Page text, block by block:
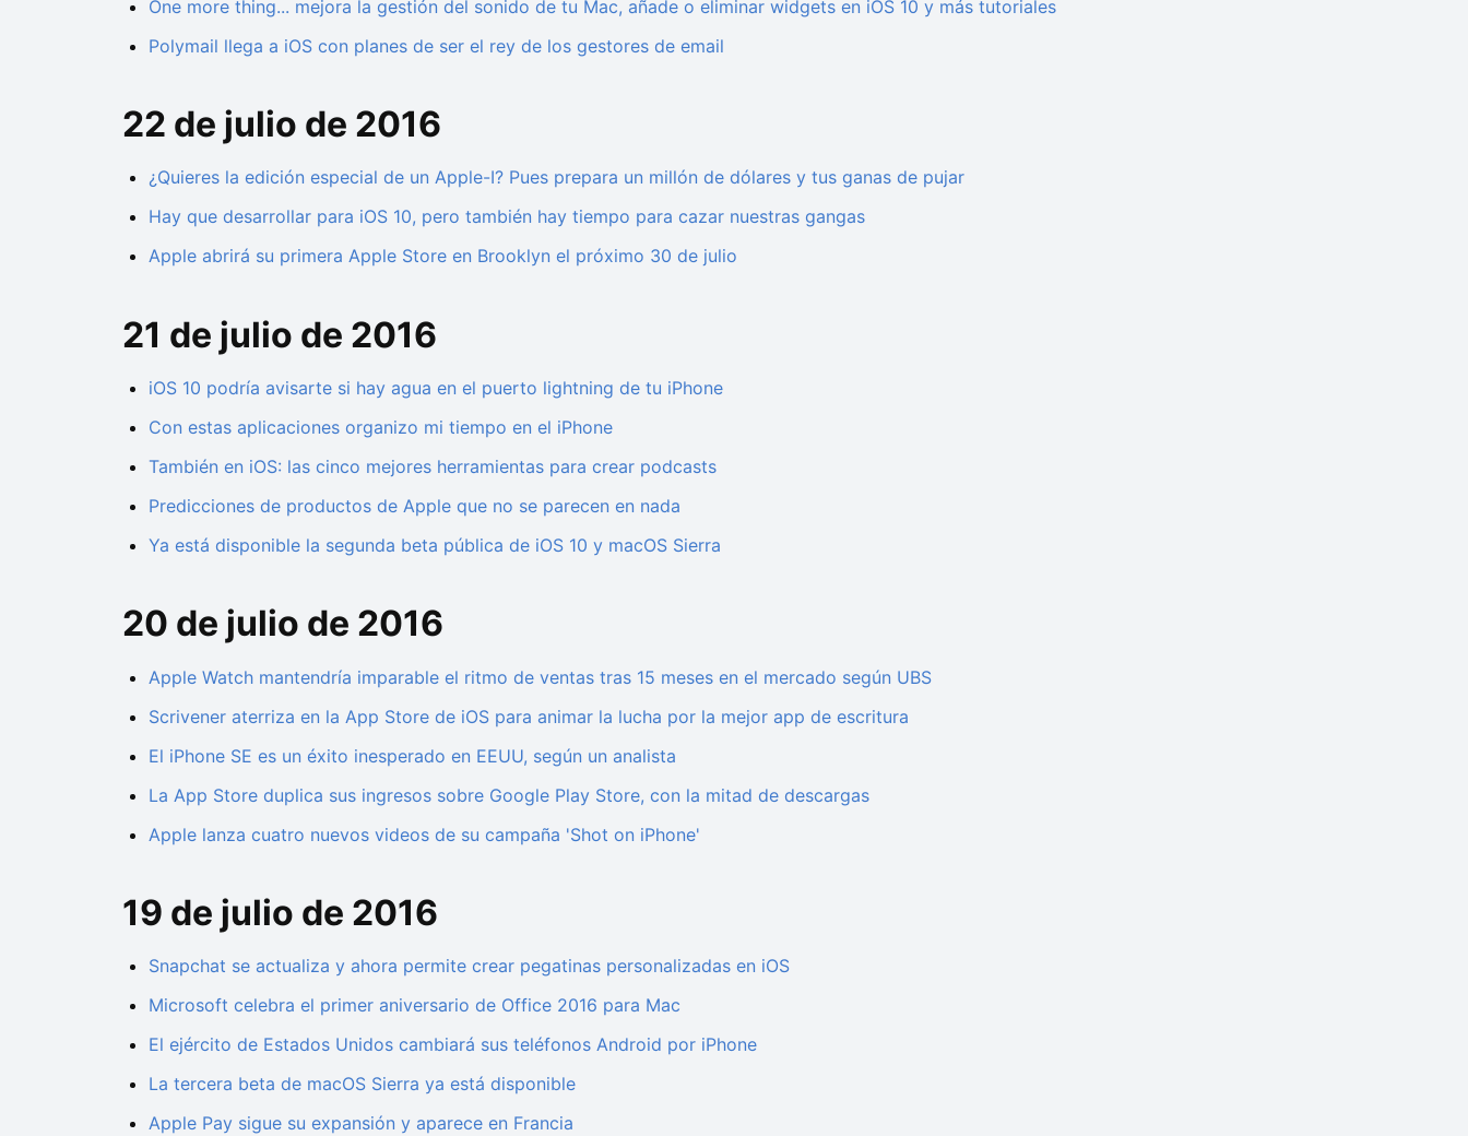
One more thing... mejora la gestión del sonido de tu Mac, añade o eliminar widgets en iOS 10 y más tutoriales
Polymail llega a iOS con planes de ser el rey de los gestores de email
22 de julio de 2016
¿Quieres la edición especial de un Apple-I? Pues prepara un millón de dólares y tus ganas de pujar
Hay que desarrollar para iOS 10, pero también hay tiempo para cazar nuestras gangas
Apple abrirá su primera Apple Store en Brooklyn el próximo 30 de julio
21 de julio de 2016
iOS 10 podría avisarte si hay agua en el puerto lightning de tu iPhone
Con estas aplicaciones organizo mi tiempo en el iPhone
También en iOS: las cinco mejores herramientas para crear podcasts
Predicciones de productos de Apple que no se parecen en nada
Ya está disponible la segunda beta pública de iOS 10 y macOS Sierra
20 de julio de 2016
Apple Watch mantendría imparable el ritmo de ventas tras 15 meses en el mercado según UBS
Scrivener aterriza en la App Store de iOS para animar la lucha por la mejor app de escritura
El iPhone SE es un éxito inesperado en EEUU, según un analista
La App Store duplica sus ingresos sobre Google Play Store, con la mitad de descargas
Apple lanza cuatro nuevos videos de su campaña 'Shot on iPhone'
19 de julio de 2016
Snapchat se actualiza y ahora permite crear pegatinas personalizadas en iOS
Microsoft celebra el primer aniversario de Office 2016 para Mac
El ejército de Estados Unidos cambiará sus teléfonos Android por iPhone
La tercera beta de macOS Sierra ya está disponible
Apple Pay sigue su expansión y aparece en Francia